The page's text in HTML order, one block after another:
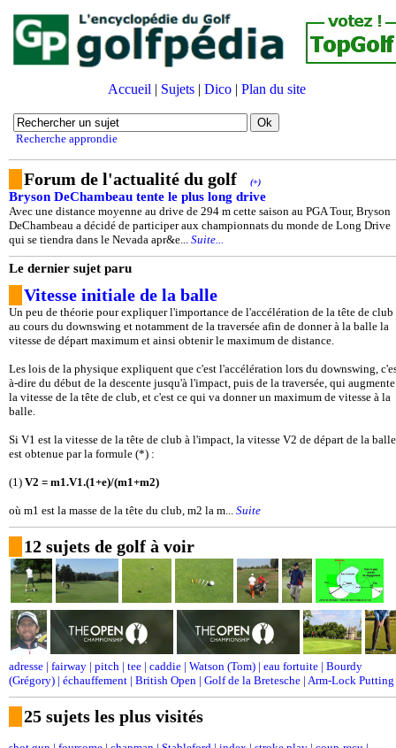
Accueil | Sujets | Dico | Plan du site
Recherche approndie
Forum de l'actualité du golf (+)
Bryson DeChambeau tente le plus long drive
Avec une distance moyenne au drive de 294 m cette saison au PGA Tour, Bryson
DeChambeau a décidé de participer aux championnats du monde de Long Drive
qui se tiendra dans le Nevada apr&e... Suite...
Le dernier sujet paru
Vitesse initiale de la balle
Un peu de théorie pour expliquer l'importance de l'accélération de la tête de club
au cours du downswing et notamment de la traversée afin de donner à la balle la
vitesse de départ maximum et ainsi obtenir le maximum de distance.
Les lois de la physique expliquent que c'est l'accélération lors du downswing,
à-dire du début de la descente jusqu'à l'impact, puis de la traversée, qui augmente
la vitesse de la tête de club, et c'est ce qui va donner un maximum de vitesse à la
balle.
Si V1 est la vitesse de la tête de club à l'impact, la vitesse V2 de départ de la balle
est obtenue par la formule (*) :
(1) V2 = m1.V1.(1+e)/(m1+m2)
où m1 est la masse de la tête du club, m2 la m... Suite
12 sujets de golf à voir
adresse | fairway | pitch | tee | caddie | Watson (Tom) | eau fortuite | Bourdy
(Grégory) | échauffement | British Open | Golf de la Bretesche | Arm-Lock Putting
25 sujets les plus visités